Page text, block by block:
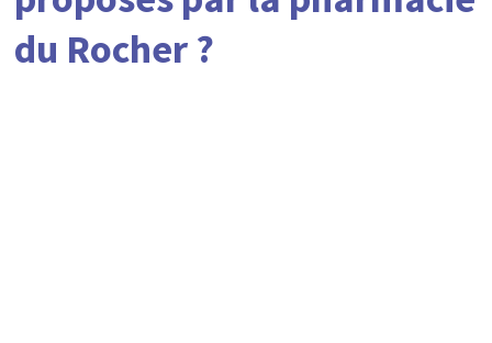
du Rocher ?